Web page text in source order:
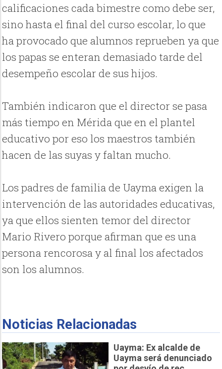
calificaciones cada bimestre como debe ser,
sino hasta el final del curso escolar, lo que
ha provocado que alumnos reprueben ya que
los papas se enteran demasiado tarde del
desempeño escolar de sus hijos.
También indicaron que el director se pasa
más tiempo en Mérida que en el plantel
educativo por eso los maestros también
hacen de las suyas y faltan mucho.
Los padres de familia de Uayma exigen la
intervención de las autoridades educativas,
ya que ellos sienten temor del director
Mario Rivero porque afirman que es una
persona rencorosa y al final los afectados
son los alumnos.
Noticias Relacionadas
Uayma: Ex alcalde de
Uayma será denunciado